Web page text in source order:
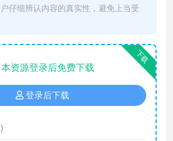
仔细辨认内容的真实性，避免上当受
下载
本资源登录后免费下载
登录后下载